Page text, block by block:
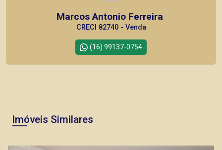
Marcos Antonio Ferreira
CRECI 82740 - Venda
(16) 99137-0754
Imóveis Similares